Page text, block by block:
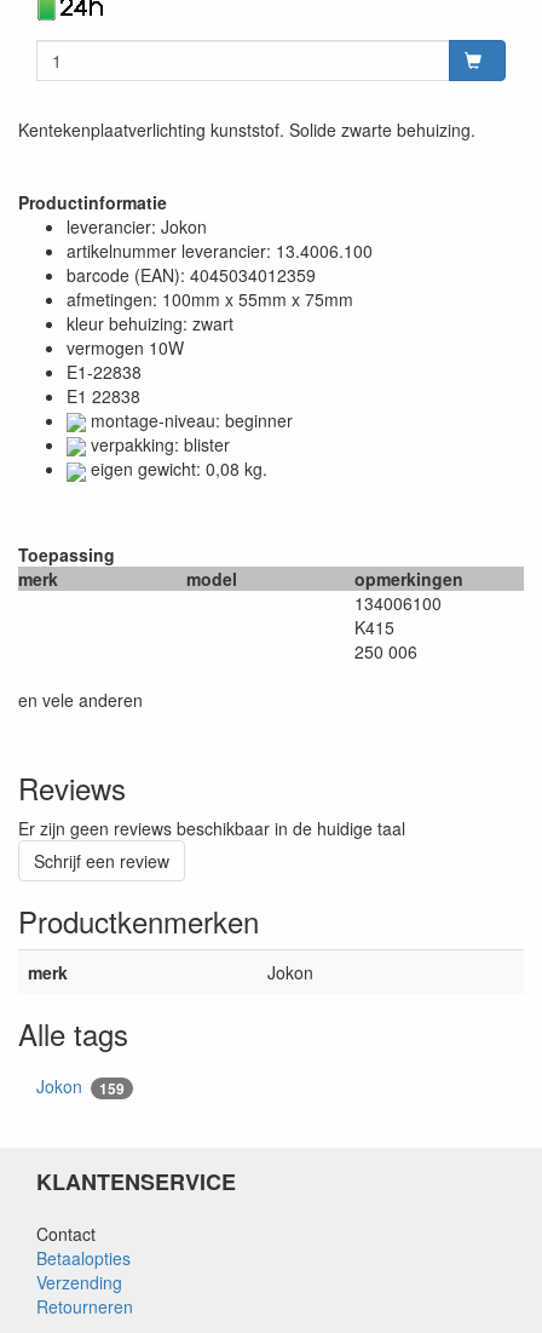
Kentekenplaatverlichting kunststof. Solide zwarte behuizing.
Productinformatie
leverancier: Jokon
artikelnummer leverancier: 13.4006.100
barcode (EAN): 4045034012359
afmetingen: 100mm x 55mm x 75mm
kleur behuizing: zwart
vermogen 10W
E1-22838
E1 22838
montage-niveau: beginner
verpakking: blister
eigen gewicht: 0,08 kg.
Toepassing
merk
model
opmerkingen
134006100
K415
250 006
en vele anderen
Reviews
Er zijn geen reviews beschikbaar in de huidige taal
Schrijf een review
Productkenmerken
merk Jokon
Alle tags
Jokon 159
KLANTENSERVICE
Contact
Betaalopties
Verzending
Retourneren